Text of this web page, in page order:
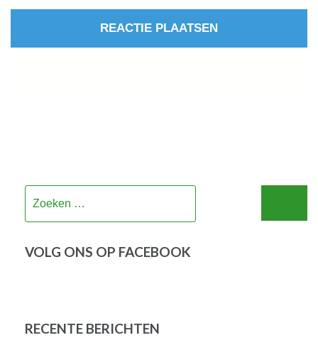
VOLG ONS OP FACEBOOK
RECENTE BERICHTEN